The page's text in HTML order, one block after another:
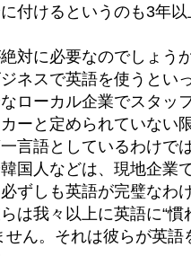
付けるというのも3年以
対に必要なのでしょう
ネスで英語を使うとい
ローカル企業でスタッ
ーと定められていない
言語としているわけで
国人などは、現地企業
ずしも英語が完璧なわ
は我々以上に英語に“慣
せん。それは彼らが英語